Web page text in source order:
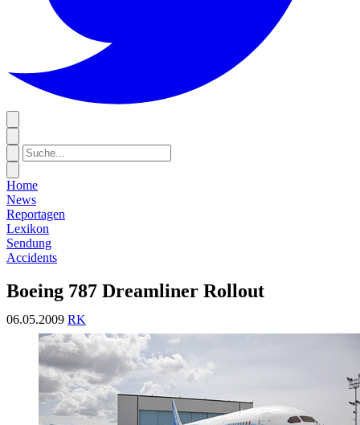
Home
News
Reportagen
Lexikon
Sendung
Accidents
Boeing 787 Dreamliner Rollout
06.05.2009 RK